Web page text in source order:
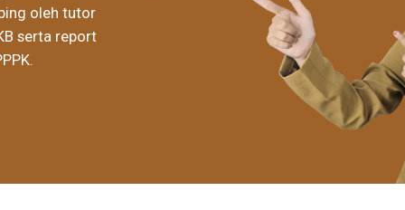
oleh tutor
serta report